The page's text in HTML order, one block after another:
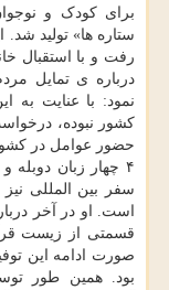
برای کودک و
ستاره ها» تولید
رفت و با استقبال
درباره ی تمایل
نمود: با عنایت به
کشور نبوده،
حضور عوامل در
سفر بین المللی
است. او در آخر
قسمتی از زیست
صورت ادامه این
بود. همین طور